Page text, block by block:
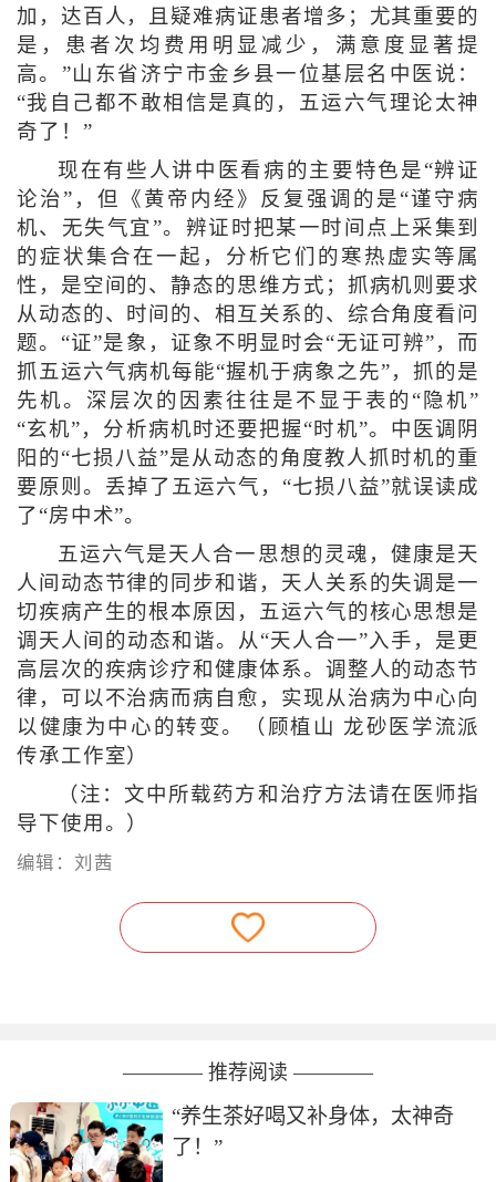
加，达百人，且疑难病证患者增多；尤其重要的
是，患者次均费用明显减少，满意度显著提
高。”山东省济宁市金乡县一位基层名中医说：
“我自己都不敢相信是真的，五运六气理论太神
奇了！”
现在有些人讲中医看病的主要特色是“辨证
论治”，但《黄帝内经》反复强调的是“谨守病
机、无失气宜”。辨证时把某一时间点上采集到
的症状集合在一起，分析它们的寒热虚实等属
性，是空间的、静态的思维方式；抓病机则要求
从动态的、时间的、相互关系的、综合角度看问
题。“证”是象，证象不明显时会“无证可辨”，而
抓五运六气病机每能“握机于病象之先”，抓的是
先机。深层次的因素往往是不显于表的“隐机”
“玄机”，分析病机时还要把握“时机”。中医调阴
阳的“七损八益”是从动态的角度教人抓时机的重
要原则。丢掉了五运六气，“七损八益”就误读成
了“房中术”。
五运六气是天人合一思想的灵魂，健康是天
人间动态节律的同步和谐，天人关系的失调是一
切疾病产生的根本原因，五运六气的核心思想是
调天人间的动态和谐。从“天人合一”入手，是更
高层次的疾病诊疗和健康体系。调整人的动态节
律，可以不治病而病自愈，实现从治病为中心向
以健康为中心的转变。（顾植山 龙砂医学流派
传承工作室）
（注：文中所载药方和治疗方法请在医师指
导下使用。）
编辑：刘茜
———— 推荐阅读 ————
“养生茶好喝又补身体，太神奇
了！”